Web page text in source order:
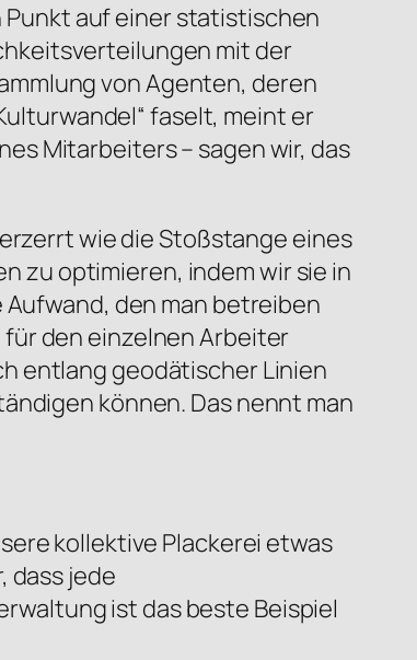
Punkt auf einer statistischen
mit der
von Agenten, deren
faselt, meint er
Mitarbeiters – sagen wir, das
wie die Stoßstange eines
zu optimieren, indem wir sie in
den man betreiben
für den einzelnen Arbeiter
entlang geodätischer Linien
können. Das nennt man
kollektive Plackerei etwas
dass jede
ist das beste Beispiel